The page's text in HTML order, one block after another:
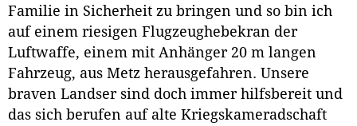
Familie in Sicherheit zu bringen und so bin ich
auf einem riesigen Flugzeughebekran der
Luftwaffe, einem mit Anhänger 20 m langen
Fahrzeug, aus Metz herausgefahren. Unsere
braven Landser sind doch immer hilfsbereit und
das sich berufen auf alte Kriegskameradschaft